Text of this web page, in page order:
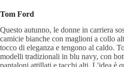
Tom Ford
Questo autunno, le donne in carriera
camicie bianche con maglioni a collo
tocco di eleganza e tengono al caldo.
modelli tradizionali in blu navy, con